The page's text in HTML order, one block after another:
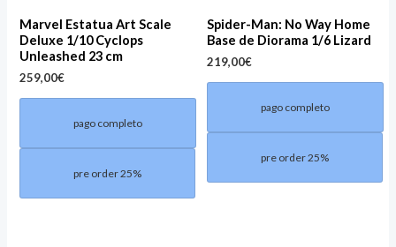
Marvel Estatua Art Scale
Deluxe 1/10 Cyclops
Unleashed 23 cm
259,00€
pago completo
pre order 25%
Spider-Man: No Way Home
Base de Diorama 1/6 Lizard
219,00€
pago completo
pre order 25%